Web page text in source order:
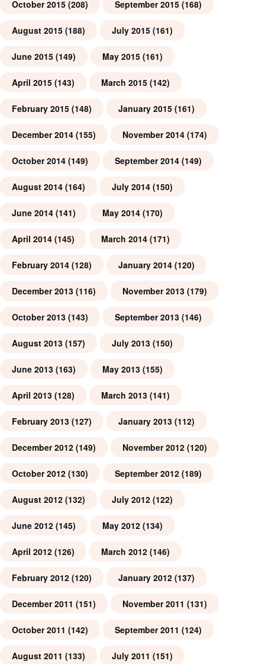
October 2015 (208) September 2015 (168)
August 2015 (188) July 2015 (161)
June 2015 (149) May 2015 (161)
April 2015 (143) March 2015 (142)
February 2015 (148) January 2015 (161)
December 2014 (155) November 2014 (174)
October 2014 (149) September 2014 (149)
August 2014 (164) July 2014 (150)
June 2014 (141) May 2014 (170)
April 2014 (145) March 2014 (171)
February 2014 (128) January 2014 (120)
December 2013 (116) November 2013 (179)
October 2013 (143) September 2013 (146)
August 2013 (157) July 2013 (150)
June 2013 (163) May 2013 (155)
April 2013 (128) March 2013 (141)
February 2013 (127) January 2013 (112)
December 2012 (149) November 2012 (120)
October 2012 (130) September 2012 (189)
August 2012 (132) July 2012 (122)
June 2012 (145) May 2012 (134)
April 2012 (126) March 2012 (146)
February 2012 (120) January 2012 (137)
December 2011 (151) November 2011 (131)
October 2011 (142) September 2011 (124)
August 2011 (133) July 2011 (151)